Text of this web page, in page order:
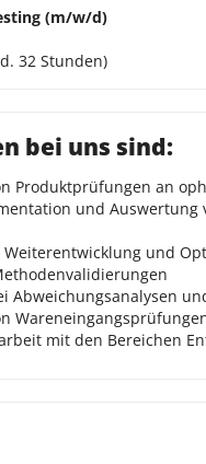
(m/w/d)
32 Stunden)
bei uns sind:
Produktprüfungen an
und
und
Abweichungsanalysen
mit den Bereichen